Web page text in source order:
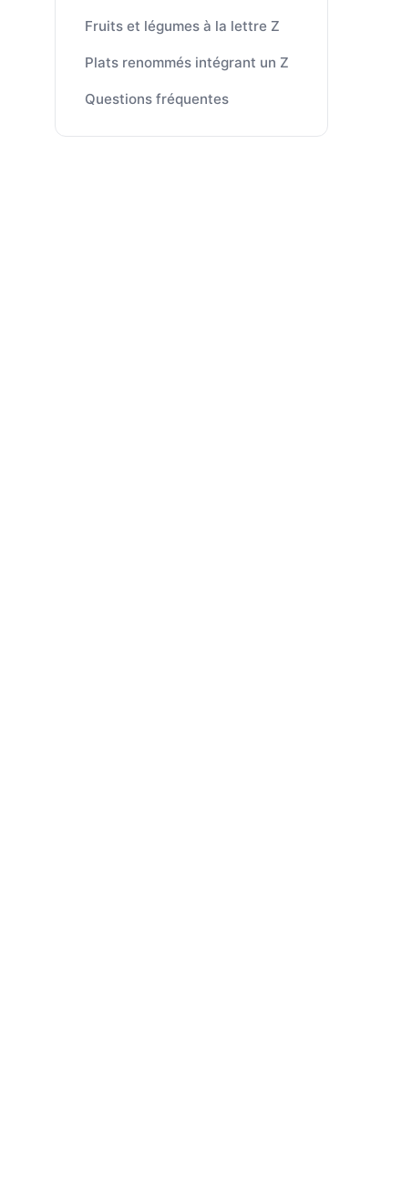
Fruits et légumes à la lettre Z
Plats renommés intégrant un Z
Questions fréquentes